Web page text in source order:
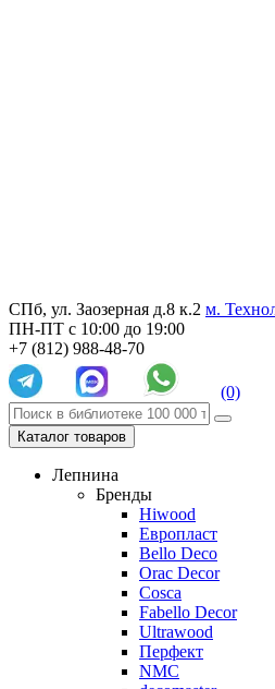
СПб, ул. Заозерная д.8 к.2 м.
ПН-ПТ с 10:00 до 19:00
+7 (812) 988-48-70
(0)
Каталог товаров
Лепнина
Бренды
Hiwood
Европласт
Bello Deco
Orac Decor
Cosca
Fabello Decor
Ultrawood
Перфект
NMC